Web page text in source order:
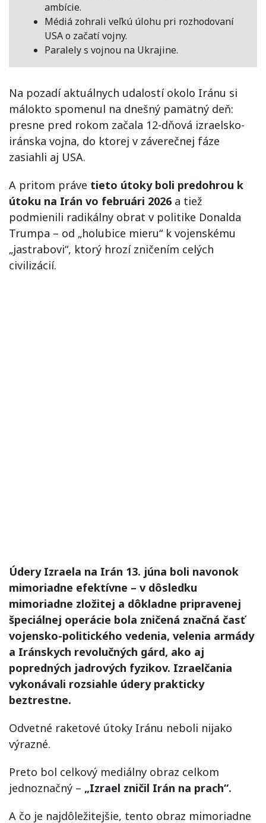
ambície.
Médiá zohrali veľkú úlohu pri rozhodovaní
USA o začatí vojny.
Paralely s vojnou na Ukrajine.
Na pozadí aktuálnych udalostí okolo Iránu si
málokto spomenul na dnešný pamätný deň:
presne pred rokom začala 12-dňová izraelsko-
iránska vojna, do ktorej v záverečnej fáze
zasiahli aj USA.
A pritom práve tieto útoky boli predohrou k
útoku na Irán vo februári 2026 a tiež
podmienili radikálny obrat v politike Donalda
Trumpa – od „holubice mieru“ k vojenskému
„jastrabovi“, ktorý hrozí zničením celých
civilizácií.
Údery Izraela na Irán 13. júna boli navonok
mimoriadne efektívne – v dôsledku
mimoriadne zložitej a dôkladne pripravenej
špeciálnej operácie bola zničená značná časť
vojensko-politického vedenia, velenia armády
a Iránskych revolučných gárd, ako aj
popredných jadrových fyzikov. Izraelčania
vykonávali rozsiahle údery prakticky
beztrestne.
Odvetné raketové útoky Iránu neboli nijako
výrazné.
Preto bol celkový mediálny obraz celkom
jednoznačný – „Izrael zničil Irán na prach“.
A čo je najdôležitejšie, tento obraz mimoriadne